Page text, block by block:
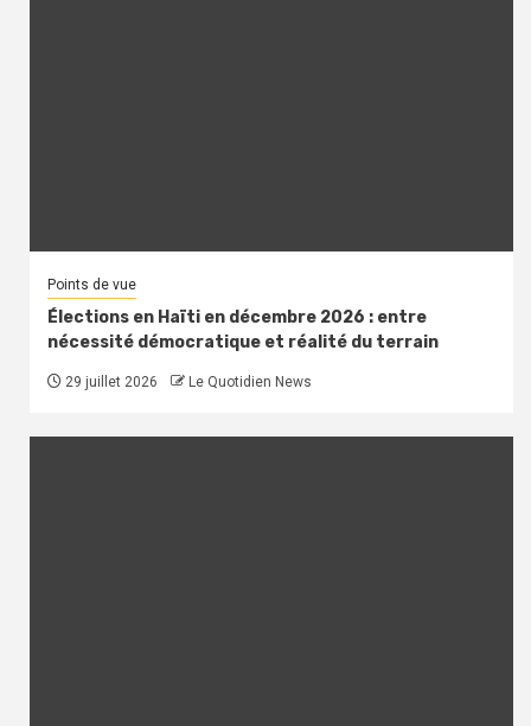
Points de vue
Élections en Haïti en décembre 2026 : entre
nécessité démocratique et réalité du terrain
29 juillet 2026 Le Quotidien News